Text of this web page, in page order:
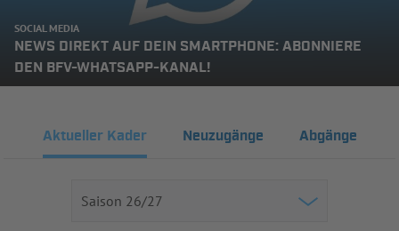
SOCIAL MEDIA
NEWS DIREKT AUF DEIN SMARTPHONE: ABONNIERE
DEN BFV-WHATSAPP-KANAL!
Aktueller Kader Neuzugänge Abgänge